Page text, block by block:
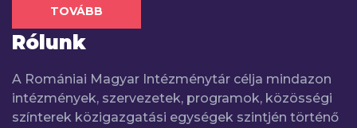
TOVÁBB
Rólunk
A Romániai Magyar Intézménytár célja mindazon
intézmények, szervezetek, programok, közösségi
színterek közigazgatási egységek szintjén történő